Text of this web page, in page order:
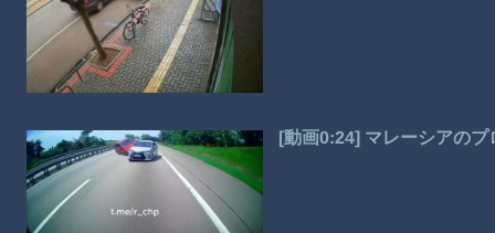
[動画0:24] マレーシアの